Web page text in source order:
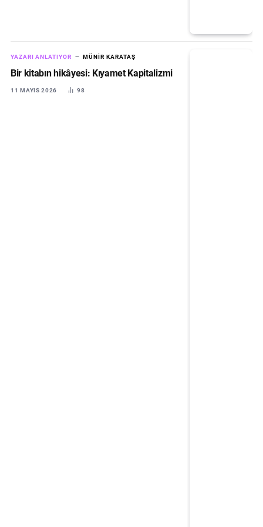
YAZARI ANLATIYOR MÜNIR KARATAŞ
Bir kitabın hikâyesi: Kıyamet Kapitalizmi
11 MAYIS 2026 98